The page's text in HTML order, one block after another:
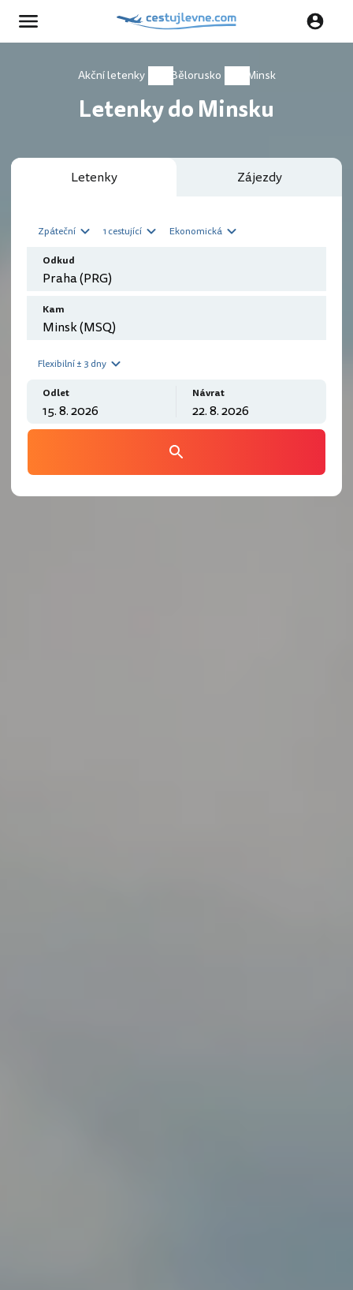
Akční letenky Bělorusko Minsk
Letenky do Minsku
Letenky Zájezdy
Zpáteční 1 cestující Ekonomická
Odkud
Kam
Flexibilní ± 3 dny
Odlet Návrat